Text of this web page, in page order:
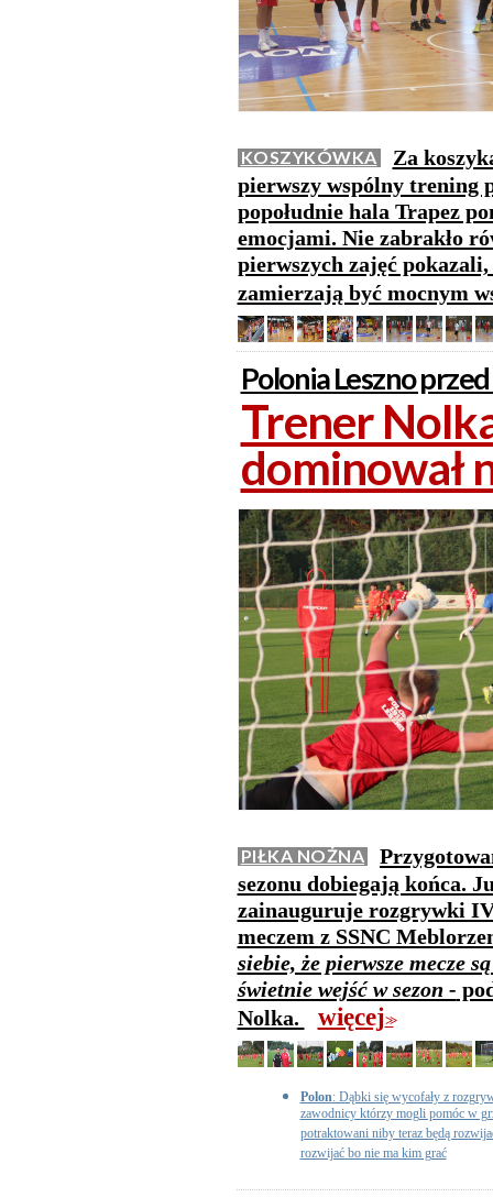
KOSZYKÓWKA
Za
pierwszy wspólny trening
popołudnie hala Trapez
emocjami. Nie zabrakło
pierwszych zajęć
zamierzają być mocnym
Polonia Leszno
Trener
dominował
PIŁKA NOŻNA
sezonu dobiegają końca.
zainauguruje rozgrywki
meczem z SSNC
siebie, że pierwsze mecze
świetnie wejść w sezon -
Nolka.
więcej>>
Polon: Dąbki się wycofały z
zawodnicy którzy mogli pomóc w
potraktowani niby teraz będą
rozwijać bo nie ma kim grać